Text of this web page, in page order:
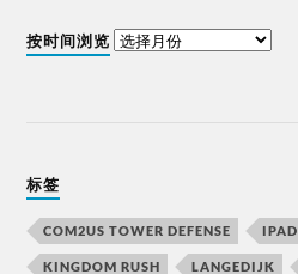
按时间浏览
标签
COM2US TOWER DEFENSE IPAD
KINGDOM RUSH LANGEDIJK